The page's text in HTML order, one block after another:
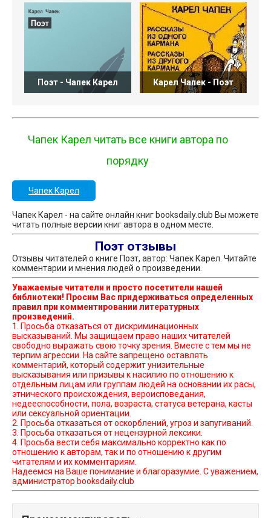
Поэт - Чапек Карел Карел Чапек - Поэт
Чапек Карел читать все книги автора по
порядку
Чапек Карел
Чапек Карел - на сайте онлайн книг booksdaily.club Вы можете
читать полные версии книг автора в одном месте.
Поэт отзывы
Отзывы читателей о книге Поэт, автор: Чапек Карел. Читайте
комментарии и мнения людей о произведении.
Уважаемые читатели и просто посетители нашей
библиотеки! Просим Вас придерживаться определенных
правил при комментировании литературных
произведений.
1. Просьба отказаться от дискриминационных
высказываний. Мы защищаем право наших читателей
свободно выражать свою точку зрения. Вместе с тем мы не
терпим агрессии. На сайте запрещено оставлять
комментарий, который содержит унизительные
высказывания или призывы к насилию по отношению к
отдельным лицам или группам людей на основании их расы,
этнического происхождения, вероисповедания,
недееспособности, пола, возраста, статуса ветерана, касты
или сексуальной ориентации.
2. Просьба отказаться от оскорблений, угроз и запугиваний.
3. Просьба отказаться от нецензурной лексики.
4. Просьба вести себя максимально корректно как по
отношению к авторам, так и по отношению к другим
читателям и их комментариям.
Надеемся на Ваше понимание и благоразумие. С уважением,
администратор booksdaily.club